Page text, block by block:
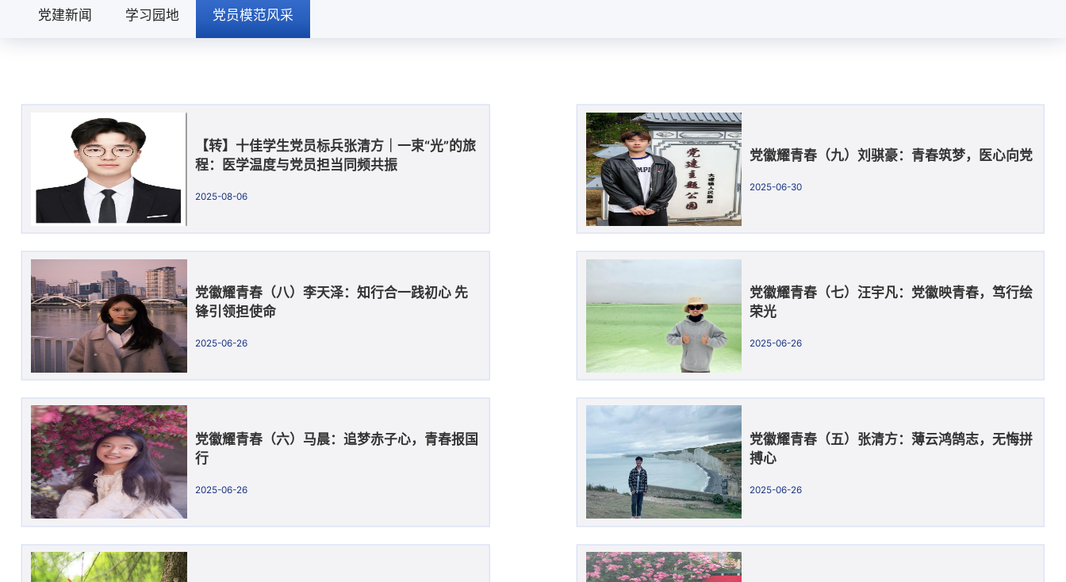
党建思政
党建新闻 学习园地 党员模范风采
【转】十佳学生党员标兵张清方｜一束“光”的旅
程：医学温度与党员担当同频共振
2025-08-06
党徽耀青春（九）刘骐豪：青春筑梦，医心向党
2025-06-30
党徽耀青春（八）李天泽：知行合一践初心 先
锋引领担使命
2025-06-26
党徽耀青春（七）汪宇凡：党徽映青春，笃行绘
荣光
2025-06-26
党徽耀青春（六）马晨：追梦赤子心，青春报国
行
2025-06-26
党徽耀青春（五）张清方：薄云鸿鹄志，无悔拼
搏心
2025-06-26